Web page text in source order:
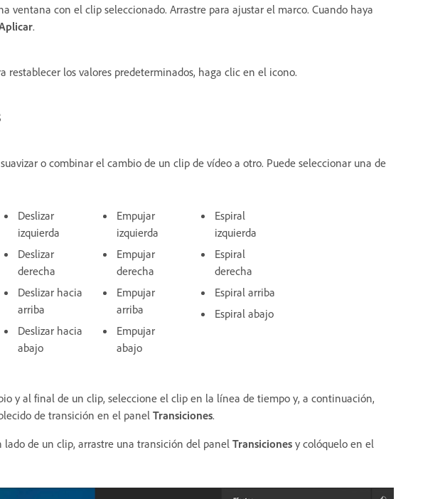
ventana con el clip seleccionado. Arrastre para ajustar el marco. Cuando haya
.
restablecer los valores predeterminados, haga clic en el icono.
o combinar el cambio de un clip de vídeo a otro. Puede seleccionar una de
Deslizar
izquierda
Deslizar
derecha
Deslizar hacia
arriba
Deslizar hacia
abajo
Empujar
izquierda
Empujar
derecha
Empujar
arriba
Empujar
abajo
Espiral
izquierda
Espiral
derecha
Espiral arriba
Espiral abajo
y al final de un clip, seleccione el clip en la línea de tiempo y, a continuación,
de transición en el panel Transiciones.
de un clip, arrastre una transición del panel Transiciones y colóquelo en el